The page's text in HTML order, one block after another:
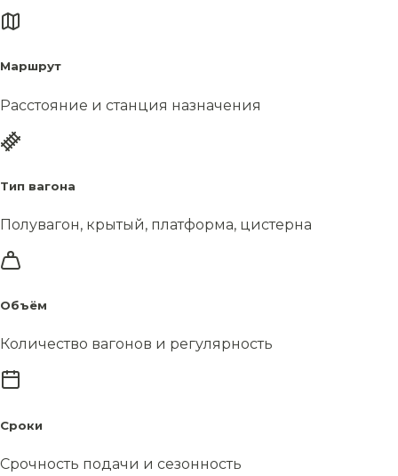
Маршрут
Расстояние и станция назначения
Тип вагона
Полувагон, крытый, платформа, цистерна
Объём
Количество вагонов и регулярность
Сроки
Срочность подачи и сезонность